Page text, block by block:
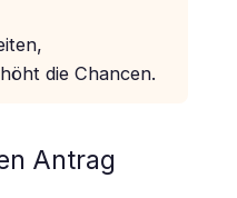
die Chancen.
Antrag